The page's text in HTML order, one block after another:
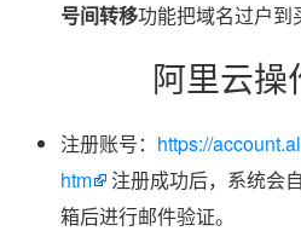
号间转移功能把域名过户到
阿里云操
注册账号： https://
htm
注册成功后，系统会
箱后进行邮件验证。